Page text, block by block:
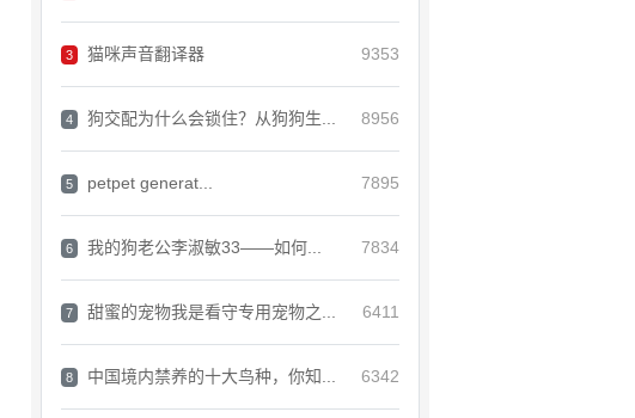
3 猫咪声音翻译器 9353
4 狗交配为什么会锁住？从狗狗生... 8956
5 petpet generat... 7895
6 我的狗老公李淑敏33——如何... 7834
7 甜蜜的宠物我是看守专用宠物之... 6411
8 中国境内禁养的十大鸟种，你知... 6342